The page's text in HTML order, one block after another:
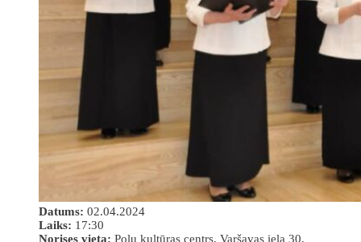
Datums: 02.04.2024
Laiks: 17:30
Norises vieta: Poļu kultūras centrs, Varšavas iela 30,